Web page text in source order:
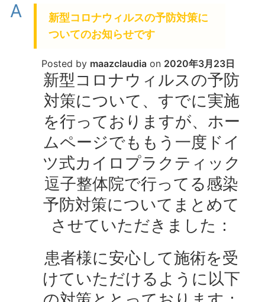
A
新型コロナウィルスの予防対策に
ついてのお知らせです
Posted by maazclaudia on 2020年3月23日
新型コロナウィルスの予防
対策について、すでに実施
を行っておりますが、ホー
ムページでももう一度ドイ
ツ式カイロプラクティック
逗子整体院で行ってる感染
予防対策についてまとめて
させていただきました：
患者様に安心して施術を受
けていただけるように以下